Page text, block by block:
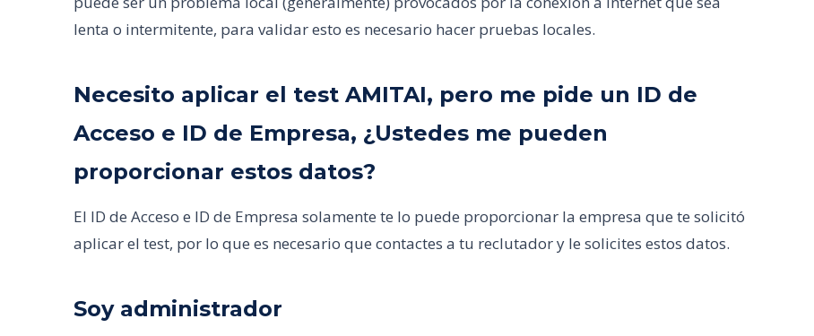
lenta o intermitente, para validar esto es necesario hacer pruebas locales.
Necesito aplicar el test AMITAI, pero me pide un ID de
Acceso e ID de Empresa, ¿Ustedes me pueden
proporcionar estos datos?
El ID de Acceso e ID de Empresa solamente te lo puede proporcionar la empresa que te solicitó
aplicar el test, por lo que es necesario que contactes a tu reclutador y le solicites estos datos.
Soy administrador